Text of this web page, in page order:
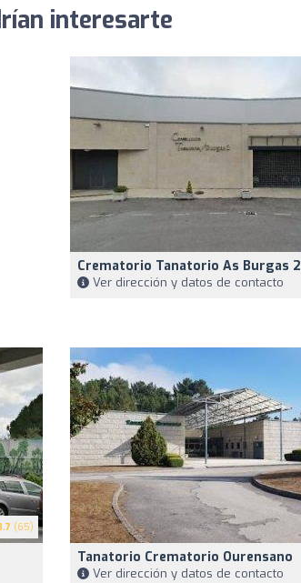
interesarte
Crematorio Tanatorio As Burgas 2
Ver dirección y datos de contacto
(65)
Tanatorio Crematorio Ourensano
Ver dirección y datos de contacto